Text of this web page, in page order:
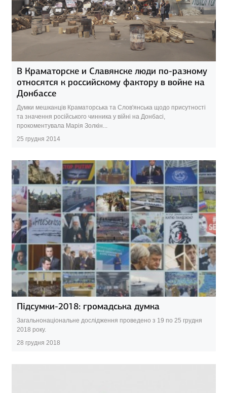
В Краматорске и Славянске люди по-разному
относятся к российскому фактору в войне на
Донбассе
Думки мешканців Краматорська та Слов'янська щодо присутності
та значення російського чинника у війні на Донбасі,
прокоментувала Марія Золкін...
25 грудня 2014
Підсумки-2018: громадська думка
Загальнонаціональне дослідження проведено з 19 по 25 грудня
2018 року.
28 грудня 2018